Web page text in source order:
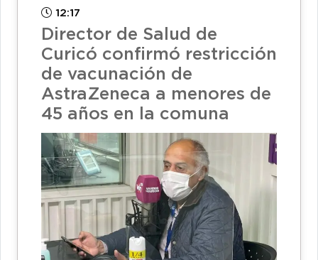
12:17
Director de Salud de
Curicó confirmó restricción
de vacunación de
AstraZeneca a menores de
45 años en la comuna